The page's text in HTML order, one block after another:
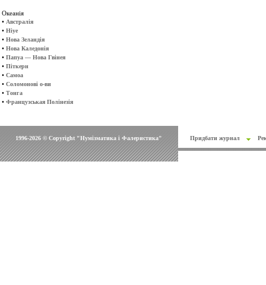
Океанія
• Австралія
• Ніуе
• Нова Зеландія
• Нова Каледонія
• Папуа — Нова Гвінея
• Піткерн
• Самоа
• Соломонові о-ви
• Тонга
• Французськая Полінезія
1996-2026 © Copyright "Нумізматика і Фалеристика" Придбати журнал